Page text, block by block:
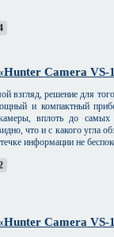
Camera VS-
взгляд, решение для
и компактный
вплоть до
что и с какого угла
информации не
Camera VS-